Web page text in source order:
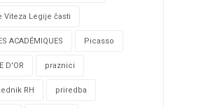
Viteza Legije časti
ACADÉMIQUES Picasso
D'OR praznici
RH priredba